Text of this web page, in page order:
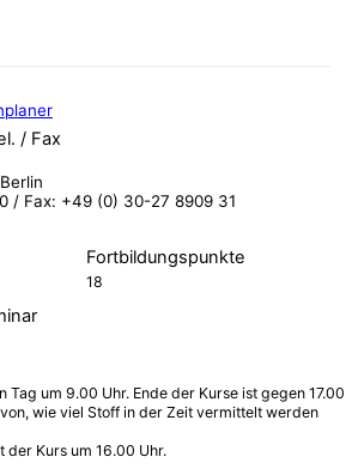
/ Fax
/ Fax: +49 (0) 30-27 8909 31
Fortbildungspunkte
18
Tag um 9.00 Uhr. Ende der Kurse ist gegen 17.00
wie viel Stoff in der Zeit vermittelt werden
der Kurs um 16.00 Uhr.